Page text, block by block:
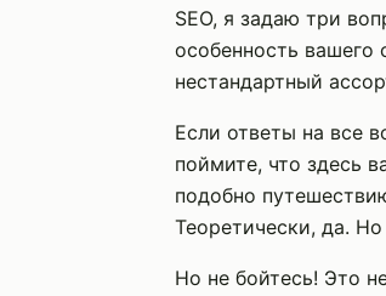
SEO, я задаю три
особенность вашего
нестандартный
Если ответы на все
поймите, что здесь
подобно
Теоретически, да.
Но не бойтесь! Это